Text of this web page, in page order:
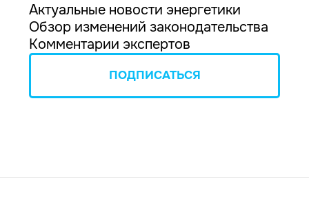
Актуальные новости энергетики
Обзор изменений законодательства
Комментарии экспертов
ПОДПИСАТЬСЯ